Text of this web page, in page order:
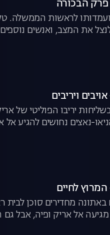
לראשות הממשלה.
את המצב, ואנשים
יריבו הפוליטי של
נאצים נחושים להגיע אל
באתונה מחדירים סוכן
אל אריק ופיה, אבל